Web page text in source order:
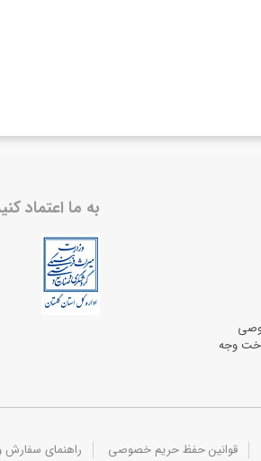
وجه
به ما اعتماد
قوانین حفظ حریم خصوصی راهنمای